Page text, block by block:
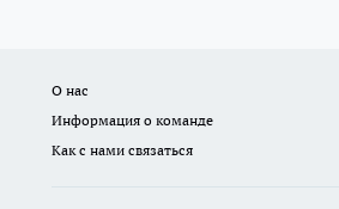
О нас
Информация о команде
Как с нами связаться